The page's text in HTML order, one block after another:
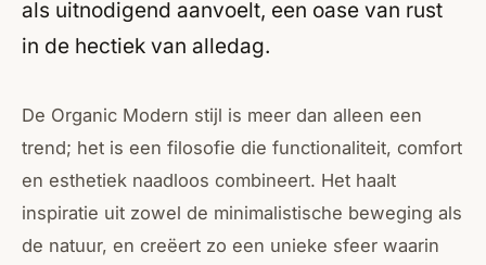
als uitnodigend aanvoelt, een oase van rust
in de hectiek van alledag.
De Organic Modern stijl is meer dan alleen een
trend; het is een filosofie die functionaliteit, comfort
en esthetiek naadloos combineert. Het haalt
inspiratie uit zowel de minimalistische beweging als
de natuur, en creëert zo een unieke sfeer waarin